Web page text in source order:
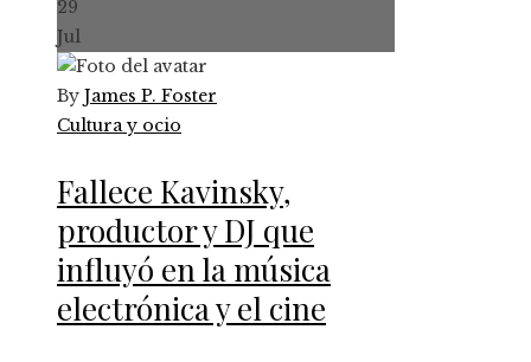
29
Jul
By James P. Foster
Cultura y ocio
Fallece Kavinsky,
productor y DJ que
influyó en la música
electrónica y el cine